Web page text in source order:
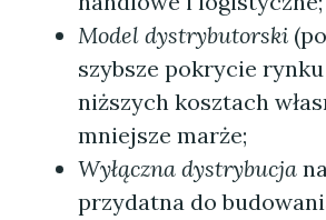
Model dystrybutorski
szybsze pokrycie
niższych kosztach
mniejsze marże;
Wyłączna dystrybucja
przydatna do